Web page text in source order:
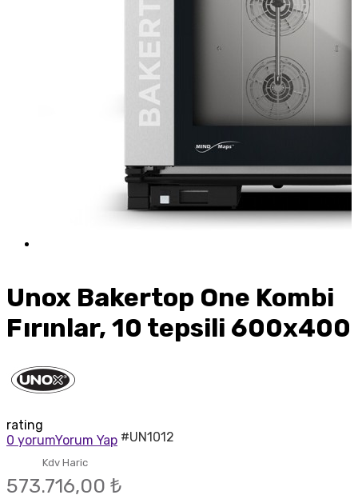
Unox Bakertop One Kombi
Fırınlar, 10 tepsili 600x400
rating
0 yorumYorum Yap #UN1012
Kdv Haric
573.716,00 ₺